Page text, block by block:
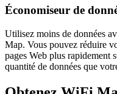
Économiseur de
Utilisez moins de données
Map. Vous pouvez réduire
pages Web plus rapidement
quantité de données que